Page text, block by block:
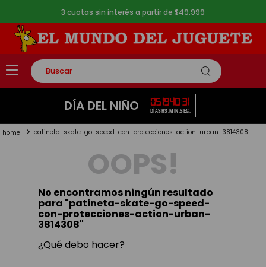
3 cuotas sin interés a partir de $49.999
Buscar
TÉRMINOS MÁS BUSCADOS
2.
lego
toy story
DÍA DEL NIÑO 05
DÍAS
19
HS.
40
MIN.
31
SEG.
patineta-skate-go-speed-con-protecciones-action-urban-3814308
OOPS!
No encontramos ningún resultado
para "patineta-skate-go-speed-
con-protecciones-action-urban-
3814308"
¿Qué debo hacer?